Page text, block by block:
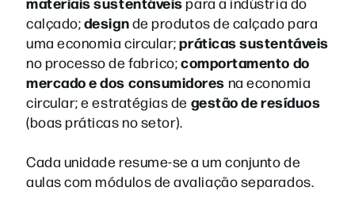
calçado;designde produtos de calçado para
uma economia circular;práticas sustentáveis
no processo de fabrico;comportamento do
mercado e dos consumidores na economia
circular; e estratégias de gestão de resíduos
(boas práticas no setor).
Cada unidade resume-se a um conjunto de
aulas com módulos de avaliação separados.